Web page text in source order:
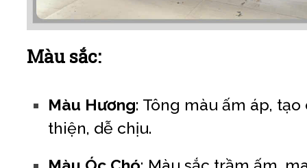
Màu sắc:
Màu Hương: Tông màu ấm áp,
thiện, dễ chịu.